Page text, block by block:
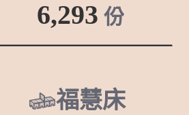
6,293 份
福慧床